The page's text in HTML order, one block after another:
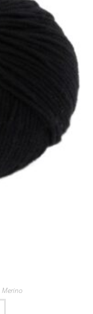
Merino